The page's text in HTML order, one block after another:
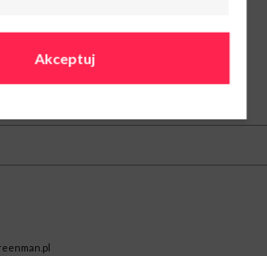
Akceptuj